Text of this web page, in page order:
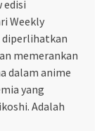
edisi
Weekly
diperlihatkan
memerankan
dalam anime
yang
Adalah